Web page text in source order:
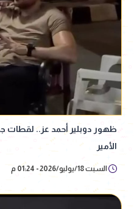
ظهور دوبلير أحمد عز..
الأمير
السبت 18/يوليو/2026 - 01:24 م